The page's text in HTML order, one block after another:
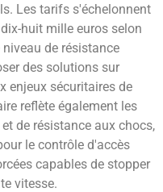
Les tarifs s'échelonnent
huit mille euros selon
de résistance
des solutions sur
enjeux sécuritaires de
reflète également les
de résistance aux chocs,
le contrôle d'accès
capables de stopper
vitesse.